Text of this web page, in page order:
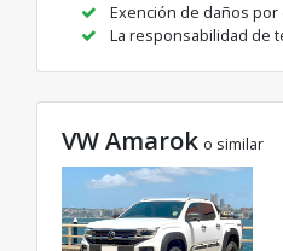
Exención de daños por
La responsabilidad de
VW Amarok o similar